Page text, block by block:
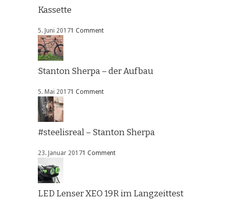
Kassette
5. Juni 20171 Comment
Stanton Sherpa – der Aufbau
5. Mai 20171 Comment
#steelisreal – Stanton Sherpa
23. Januar 20171 Comment
LED Lenser XEO 19R im Langzeittest